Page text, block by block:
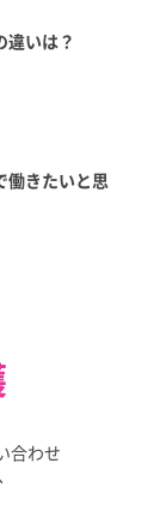
違いは？
働きたいと思
合わせ